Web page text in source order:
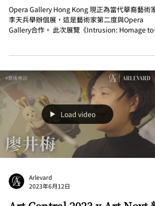
Opera Gallery Hong Kong 現正為當代華裔藝術家
李天兵舉辦個展，這是藝術家第二度與Opera
Gallery合作。 此次展覽《Intrusion: Homage to
Load video
Arlevard
2023年6月12日